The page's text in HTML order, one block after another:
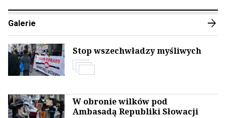
Galerie arrow_forward
Stop wszechwładzy myśliwych
W obronie wilków pod
Ambasadą Republiki Słowacji